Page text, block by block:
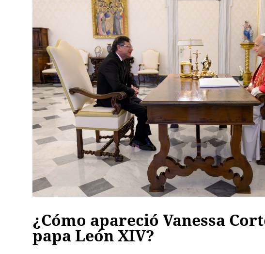
¿Cómo apareció Vanessa
papa León XIV?